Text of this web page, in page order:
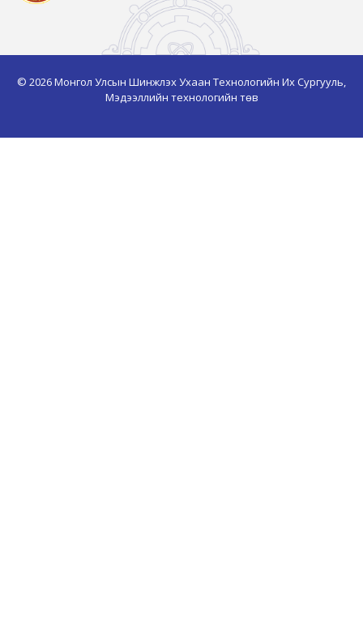
© 2026 Монгол Улсын Шинжлэх Ухаан Технологийн Их Сургууль,
Мэдээллийн технологийн төв